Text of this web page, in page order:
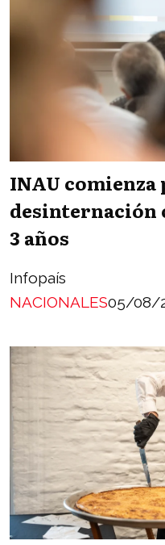
INAU comienza
desinternación
3 años
Infopaís
NACIONALES05/08/